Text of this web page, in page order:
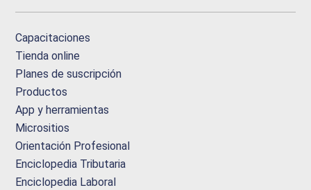
Capacitaciones
Tienda online
Planes de suscripción
Productos
App y herramientas
Micrositios
Orientación Profesional
Enciclopedia Tributaria
Enciclopedia Laboral